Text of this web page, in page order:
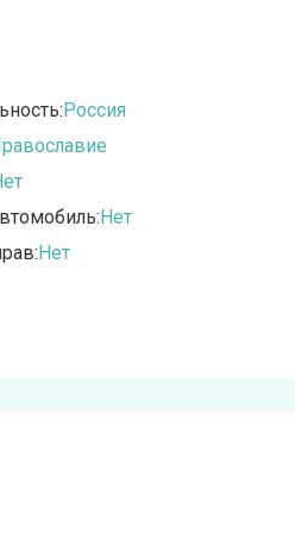
Россия
Нет
Нет